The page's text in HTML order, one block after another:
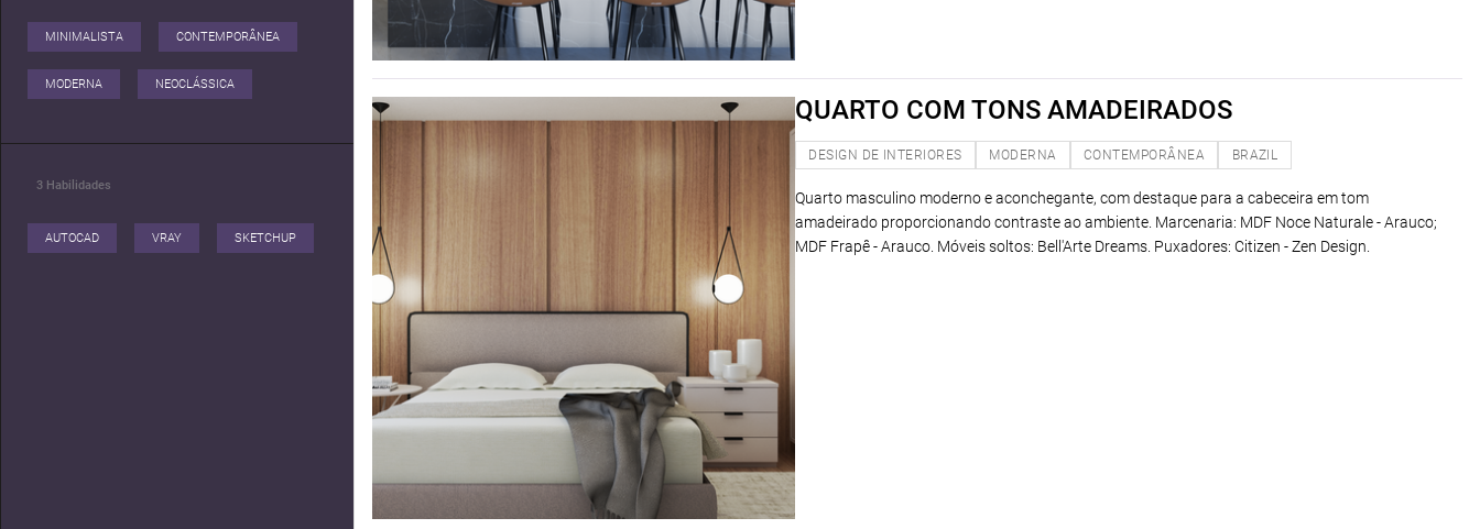
MINIMALISTA CONTEMPORÂNEA
MODERNA NEOCLÁSSICA
3 Habilidades
AUTOCAD VRAY SKETCHUP
QUARTO COM TONS AMADEIRADOS
DESIGN DE INTERIORES MODERNA CONTEMPORÂNEA BRAZIL
Quarto masculino moderno e aconchegante, com destaque para a cabeceira em tom
amadeirado proporcionando contraste ao ambiente. Marcenaria: MDF Noce Naturale - Arauco;
MDF Frapê - Arauco. Móveis soltos: Bell'Arte Dreams. Puxadores: Citizen - Zen Design.